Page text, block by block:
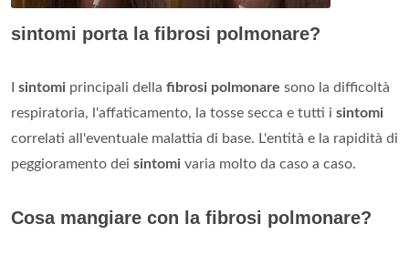
sintomi porta la fibrosi polmonare?
sintomi principali della fibrosi polmonare sono la difficoltà
respiratoria, l'affaticamento, la tosse secca e tutti i sintomi
correlati all'eventuale malattia di base. L'entità e la rapidità di
peggioramento dei sintomi varia molto da caso a caso.
Cosa mangiare con la fibrosi polmonare?